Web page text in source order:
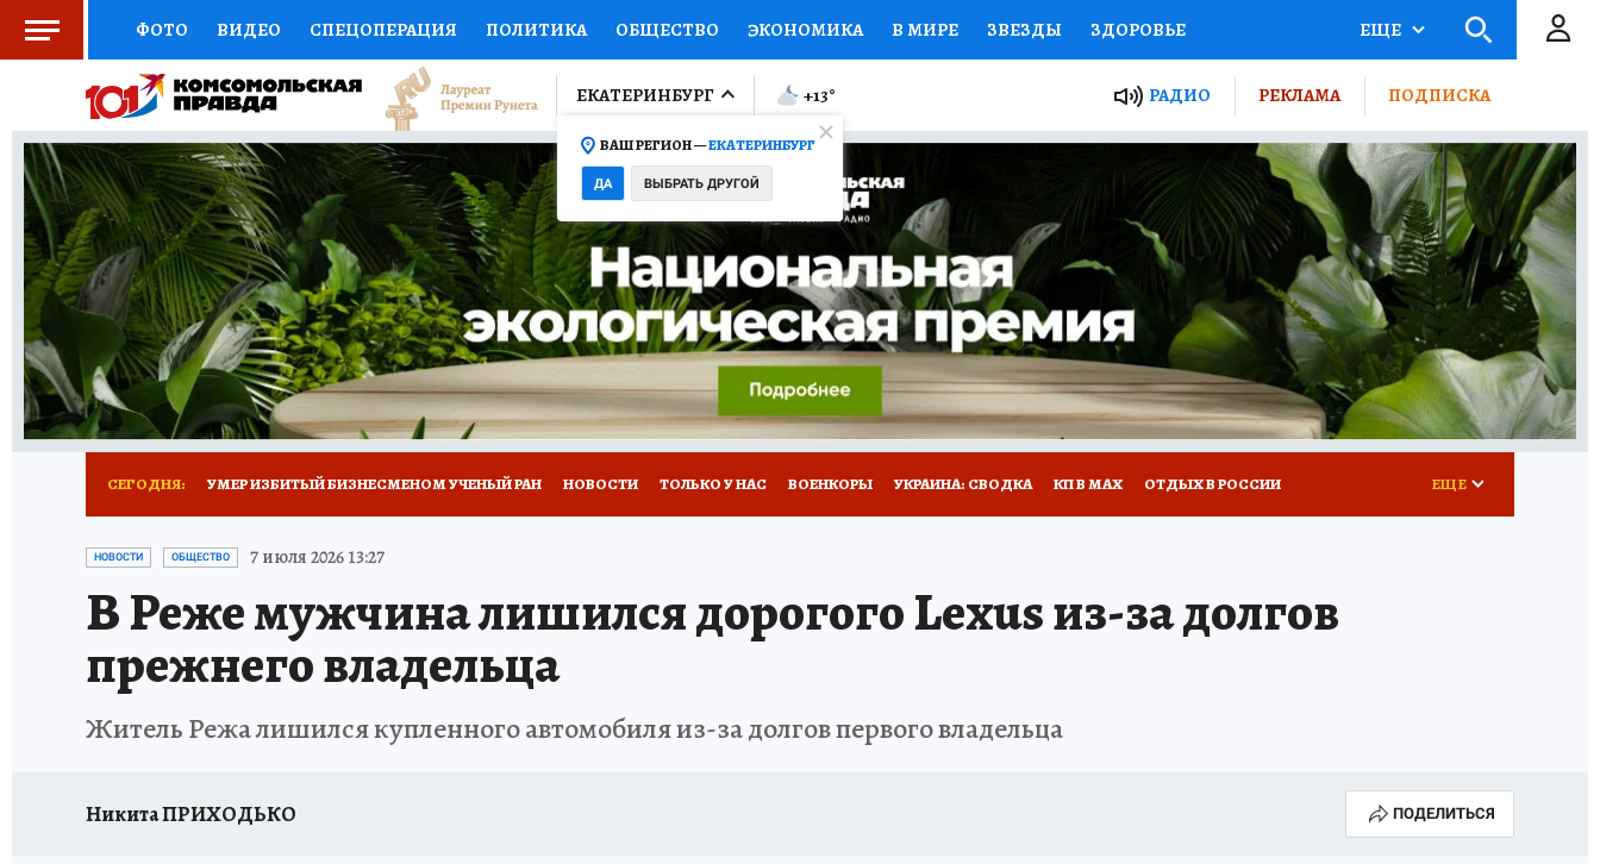
ФОТО ВИДЕО СПЕЦОПЕРАЦИЯ ПОЛИТИКА ОБЩЕСТВО ЭКОНОМИКА В МИРЕ ЗВЕЗДЫ ЗДОРОВЬЕ
СОЦПОДДЕРЖКА НАУКА СПОРТ КОЛУМНИСТЫ ПРОИСШЕСТВИЯ НАЦИОНАЛЬНЫЕ ПРОЕКТЫ РОССИИ
ВЫБОР ЭКСПЕРТОВ ДОКТОР ФИНАНСЫ ОТКРЫВАЕМ МИР Я ЗНАЮ СЕМЬЯ ЖЕНСКИЕ СЕКРЕТЫ ПУТЕВОДИТЕЛЬ
КНИЖНАЯ ПОЛКА ПРОГНОЗЫ НА СПОРТ ПРОМОКОДЫ СЕРИАЛЫ СПЕЦПРОЕКТЫ ДЕФИЦИТ ЖЕЛЕЗА ТУРИЗМ
ПРЕСС-ЦЕНТР НЕДВИЖИМОСТЬ ТЕЛЕВИЗОР КОЛЛЕКЦИИ КОНКУРСЫ РАБОТА У НАС ГИД ПОТРЕБИТЕЛЯ ВСЕ О КП
РАДИО КП ТЕСТЫ НОВОЕ НА САЙТЕ
ЕЩЕ
ЕКАТЕРИНБУРГ
ВАШ РЕГИОН —ЕКАТЕРИНБУРГ
ДА ВЫБРАТЬ ДРУГОЙ
+13° РАДИО РЕКЛАМА ПОДПИСКА
СЕГОДНЯ: УМЕР ИЗБИТЫЙ БИЗНЕСМЕНОМ УЧЕНЫЙ РАН НОВОСТИ ТОЛЬКО У НАС ВОЕНКОРЫ УКРАИНА: СВОДКА КП В МАХ ОТДЫХ В РОССИИ
ЗАПОВЕДНАЯ РОССИЯ
ЕЩЕ
НОВОСТИ ОБЩЕСТВО 7 июля 2026 13:27
В Реже мужчина лишился дорогого Lexus из-за долгов
прежнего владельца
Житель Режа лишился купленного автомобиля из-за долгов первого владельца
Никита ПРИХОДЬКО ПОДЕЛИТЬСЯ